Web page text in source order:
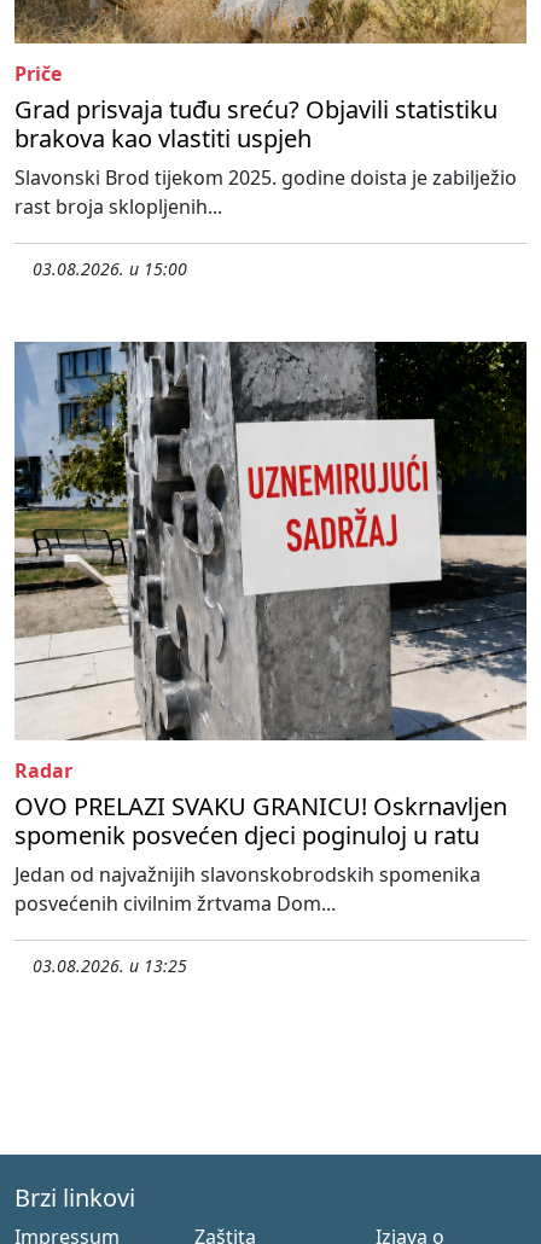
Priče
Grad prisvaja tuđu sreću? Objavili statistiku
brakova kao vlastiti uspjeh
Slavonski Brod tijekom 2025. godine doista je zabilježio
rast broja sklopljenih...
03.08.2026. u 15:00
Radar
OVO PRELAZI SVAKU GRANICU! Oskrnavljen
spomenik posvećen djeci poginuloj u ratu
Jedan od najvažnijih slavonskobrodskih spomenika
posvećenih civilnim žrtvama Dom...
03.08.2026. u 13:25
Brzi linkovi
Impressum Zaštita Izjava o